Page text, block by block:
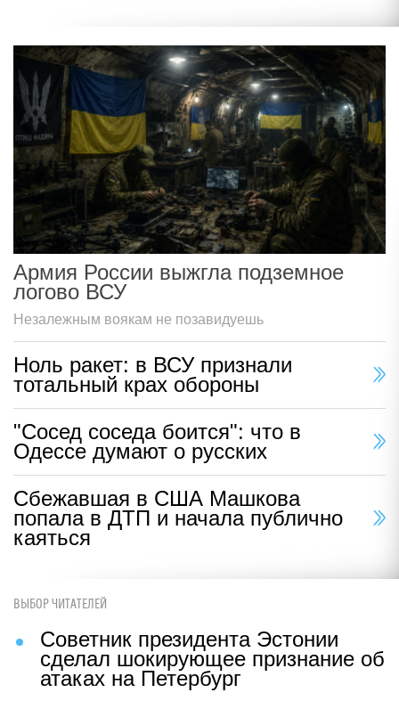
Армия России выжгла подземное
логово ВСУ
Незалежным воякам не позавидуешь
Ноль ракет: в ВСУ признали
тотальный крах обороны
"Сосед соседа боится": что в
Одессе думают о русских
Сбежавшая в США Машкова
попала в ДТП и начала публично
каяться
ВЫБОР ЧИТАТЕЛЕЙ
Советник президента Эстонии
сделал шокирующее признание об
атаках на Петербург